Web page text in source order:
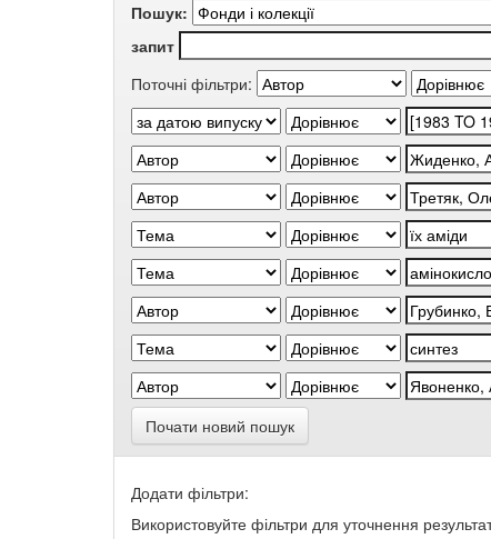
Пошук:
запит
Поточні фільтри:
Почати новий пошук
Додати фільтри:
Використовуйте фільтри для уточнення